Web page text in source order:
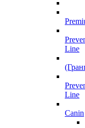
Line
Line
Canin